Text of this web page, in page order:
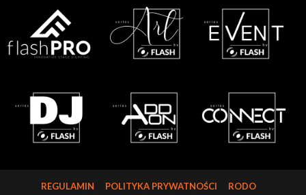
REGULAMIN POLITYKA PRYWATNOŚCI
RODO